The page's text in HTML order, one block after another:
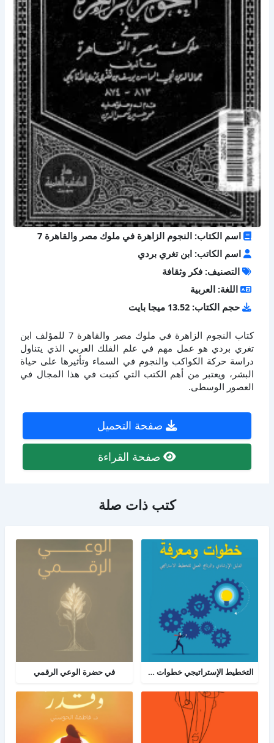
اسم الكتاب: النجوم الزاهرة في ملوك مصر والقاهرة 7
اسم الكاتب: ابن تغري بردي
التصنيف: فكر وثقافة
اللغة: العربية
حجم الكتاب: 13.52 ميجا بايت
كتاب النجوم الزاهرة في ملوك مصر والقاهرة 7 للمؤلف ابن
تغري بردي هو عمل مهم في علم الفلك العربي الذي يتناول
دراسة حركة الكواكب والنجوم في السماء وتأثيرها على حياة
البشر، ويعتبر من أهم الكتب التي كتبت في هذا المجال في
العصور الوسطى.
صفحة التحميل
صفحة القراءة
كتب ذات صلة
التخطيط الإستراتيجي خطوات ومعرفة: الدليل الإرشادي والبرنامج العملي للتخطيط في حضرة الوعي الرقمي